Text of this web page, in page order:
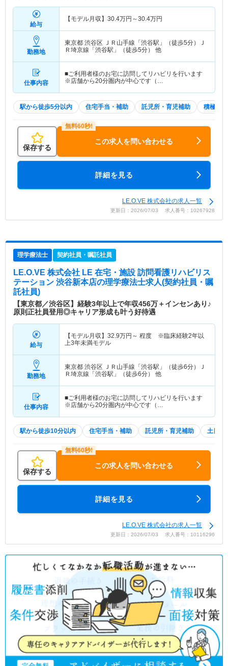
給与
【モデル月収】 30.4万円～30.4万円
勤務地
東京都 渋谷区 ＪＲ山手線「渋谷駅」（徒歩5分）Ｊ
Ｒ埼京線「渋谷駅」（徒歩5分） 他
仕事内容
■ご利用者様のお宅に訪問してリハビリを行います
※店舗から20分圏内が中心です（…
駅から徒歩5分以内 住宅手当・補助 託児所・育児補助 積極採
保存する
この求人を問い合わせる
詳細を見る
LE.O.VE 株式会社の求人一覧
更新日：2026/07/03 求人番号：10267928
理学療法士 契約社員・嘱託社員
LE.O.VE 株式会社 LE 在宅・施設 訪問看護リハビリス
テーション 渋谷新本店の理学療法士求人(契約社員・嘱
託社員)
【東京都／渋谷区】経験3年以上で年収456万＋インセンあり♪
原則正社員登用◎キャリア形成も叶う好待遇
給与
【モデル月収】 32.9万円～ 程度 ※臨床経験2年以
上3年未満モデル
勤務地
東京都 渋谷区 ＪＲ山手線「渋谷駅」（徒歩6分）Ｊ
Ｒ埼京線「渋谷駅」（徒歩6分） 他
仕事内容
■ご利用者様のお宅に訪問してリハビリを行います
※店舗から20分圏内が中心です（…
駅から徒歩10分以内 住宅手当・補助 託児所・育児補助 土日祝
保存する
この求人を問い合わせる
詳細を見る
LE.O.VE 株式会社の求人一覧
更新日：2026/07/03 求人番号：10116296